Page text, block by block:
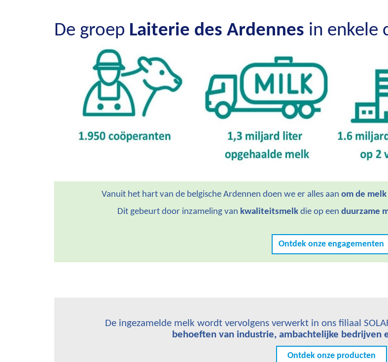
De groep Laiterie des Ardennes in enkele
Vanuit het hart van de belgische Ardennen doen we er alles aan om de
Dit gebeurt door inzameling van kwaliteitsmelk die op een duurzame
Ontdek onze engagementen
De ingezamelde melk wordt vervolgens verwerkt in ons filiaal
behoeften van industrie, ambachtelijke bedrijven
Ontdek onze producten